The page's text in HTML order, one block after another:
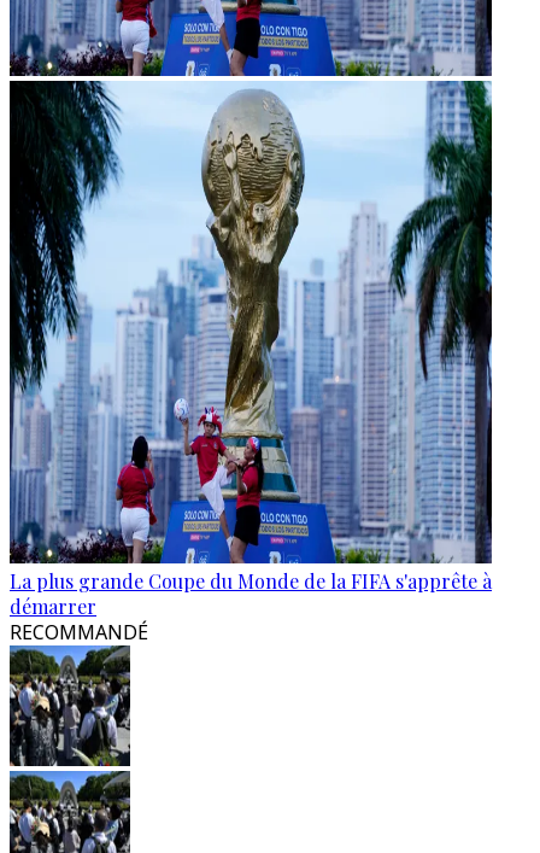
La plus grande Coupe du Monde de la FIFA s'apprête à
démarrer
RECOMMANDÉ